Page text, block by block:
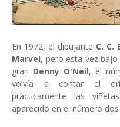
En 1972, el dibujante C. C.
Marvel, pero esta vez bajo
gran Denny O'Neil, el
volvía a contar el
prácticamente las
aparecido en el número